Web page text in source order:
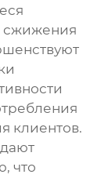
сжижения
клиентов.
что